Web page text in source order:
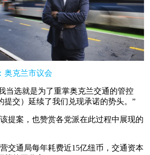
奥克兰市议会
当选就是为了重掌奥克兰交通的管控
提交）延续了我们兑现承诺的势头。”
提案，也赞赏各党派在此过程中展现的
交通局每年耗费近15亿纽币，交通资本